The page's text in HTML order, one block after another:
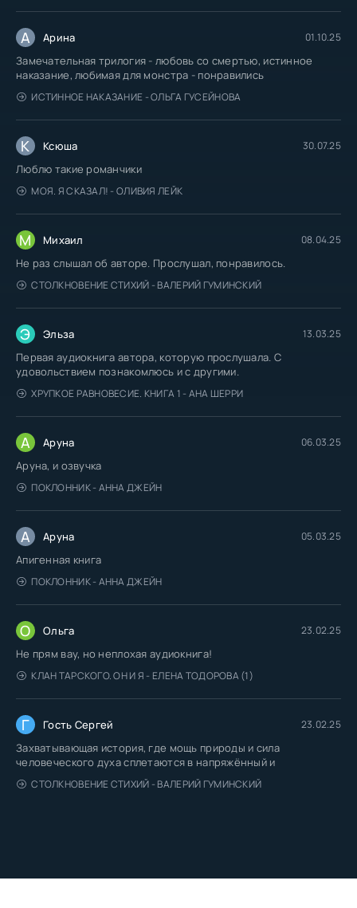
А Арина 01.10.25
Замечательная трилогия - любовь со смертью, истинное
наказание, любимая для монстра - понравились
ИСТИННОЕ НАКАЗАНИЕ - ОЛЬГА ГУСЕЙНОВА
К Ксюша 30.07.25
Люблю такие романчики
МОЯ. Я СКАЗАЛ! - ОЛИВИЯ ЛЕЙК
М Михаил 08.04.25
Не раз слышал об авторе. Прослушал, понравилось.
СТОЛКНОВЕНИЕ СТИХИЙ - ВАЛЕРИЙ ГУМИНСКИЙ
Э Эльза 13.03.25
Первая аудиокнига автора, которую прослушала. С
удовольствием познакомлюсь и с другими.
ХРУПКОЕ РАВНОВЕСИЕ. КНИГА 1 - АНА ШЕРРИ
А Аруна 06.03.25
Аруна, и озвучка
ПОКЛОННИК - АННА ДЖЕЙН
А Аруна 05.03.25
Апигенная книга
ПОКЛОННИК - АННА ДЖЕЙН
О Ольга 23.02.25
Не прям вау, но неплохая аудиокнига!
КЛАН ТАРСКОГО. ОН И Я - ЕЛЕНА ТОДОРОВА (1)
Г Гость Сергей 23.02.25
Захватывающая история, где мощь природы и сила
человеческого духа сплетаются в напряжённый и
СТОЛКНОВЕНИЕ СТИХИЙ - ВАЛЕРИЙ ГУМИНСКИЙ